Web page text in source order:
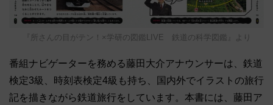
『所さんの目がテン！×学研の図鑑LIVE 鉄道の科学図鑑』より
番組ナビゲーターを務める藤田大介アナウンサーは、鉄道
検定3級、時刻表検定4級も持ち、国内外でイラストの旅行
記を描きながら鉄道旅行をしています。本書には、藤田ア